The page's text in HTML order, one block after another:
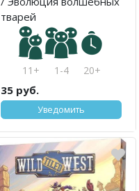
тварей
11+ 1-4 20+
35 руб.
Уведомить